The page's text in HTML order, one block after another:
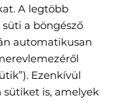
A legtöbb
a böngésző
automatikusan
Ezenkívül
sütiket is, amelyek